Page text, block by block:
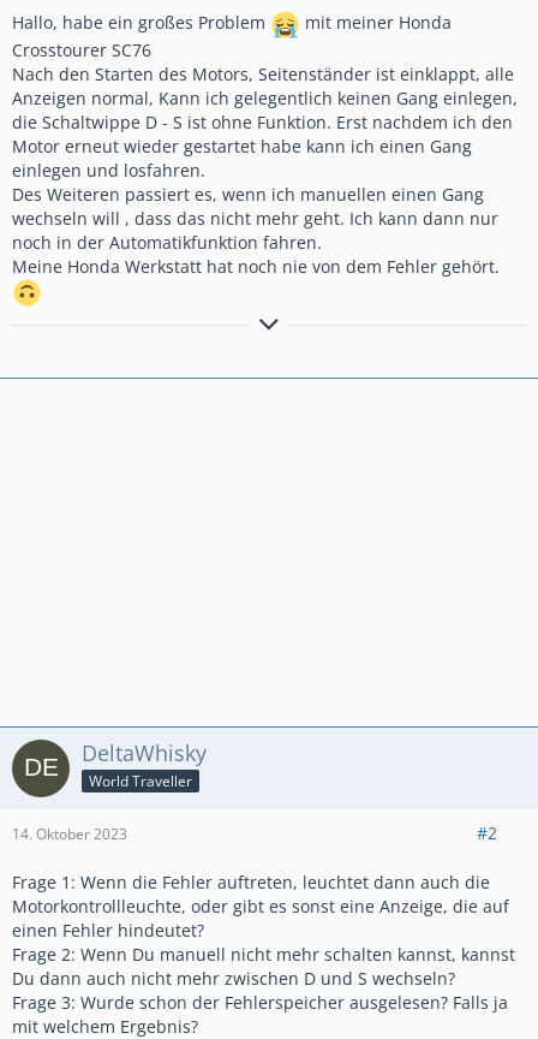
Hallo, habe ein großes Problem
mit meiner Honda
Crosstourer SC76
Nach den Starten des Motors, Seitenständer ist einklappt, alle
Anzeigen normal, Kann ich gelegentlich keinen Gang einlegen,
die Schaltwippe D - S ist ohne Funktion. Erst nachdem ich den
Motor erneut wieder gestartet habe kann ich einen Gang
einlegen und losfahren.
Des Weiteren passiert es, wenn ich manuellen einen Gang
wechseln will , dass das nicht mehr geht. Ich kann dann nur
noch in der Automatikfunktion fahren.
Meine Honda Werkstatt hat noch nie von dem Fehler gehört.
DeltaWhisky
World Traveller
14. Oktober 2023 #2
Frage 1: Wenn die Fehler auftreten, leuchtet dann auch die
Motorkontrollleuchte, oder gibt es sonst eine Anzeige, die auf
einen Fehler hindeutet?
Frage 2: Wenn Du manuell nicht mehr schalten kannst, kannst
Du dann auch nicht mehr zwischen D und S wechseln?
Frage 3: Wurde schon der Fehlerspeicher ausgelesen? Falls ja
mit welchem Ergebnis?